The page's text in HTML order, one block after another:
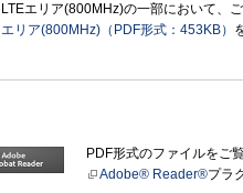
LTEエリア(800MHz)の一部において、
エリア(800MHz)（PDF形式：453KB）
PDF形式のファイルをご
Adobe® Reader®プラ